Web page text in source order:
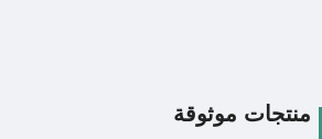
منتجات موثوقة